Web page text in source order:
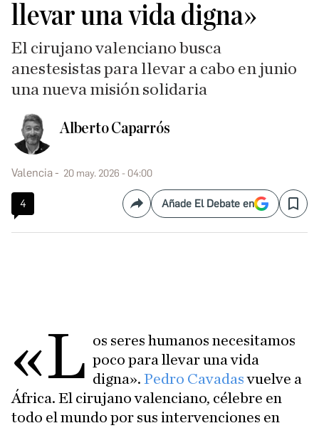
llevar una vida digna»
El cirujano valenciano busca
anestesistas para llevar a cabo en junio
una nueva misión solidaria
Alberto Caparrós
Valencia 20 may. 2026 - 04:00
4 CompartirAñade El Debate en Save
«L os seres humanos necesitamos
poco para llevar una vida
digna». Pedro Cavadasvuelve a
África. El cirujano valenciano, célebre en
todo el mundo por sus intervenciones en